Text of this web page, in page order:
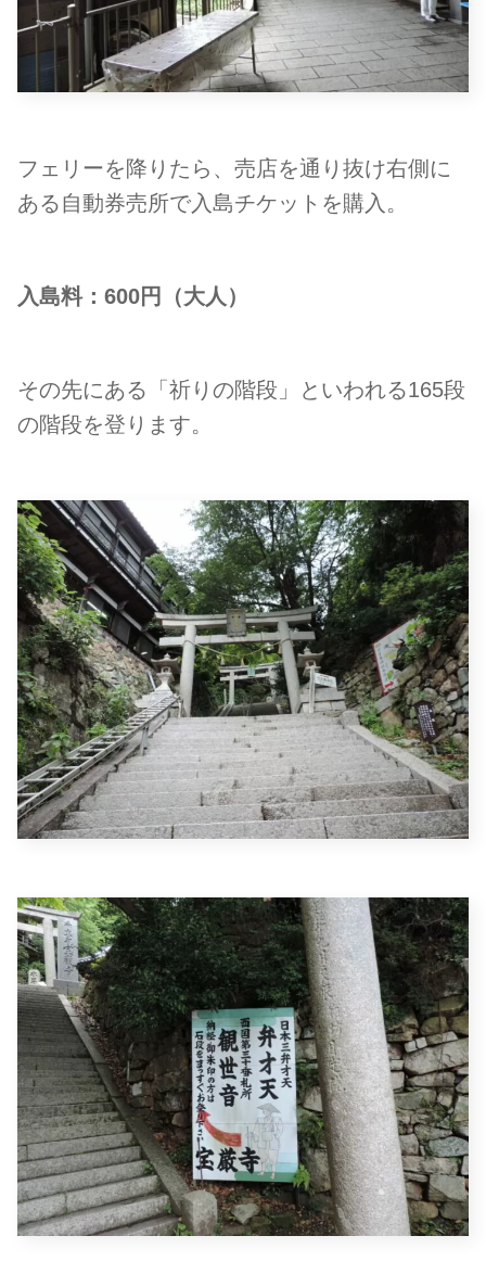
フェリーを降りたら、売店を通り抜け右側に
ある自動券売所で入島チケットを購入。
入島料：600円（大人）
その先にある「祈りの階段」といわれる165段
の階段を登ります。